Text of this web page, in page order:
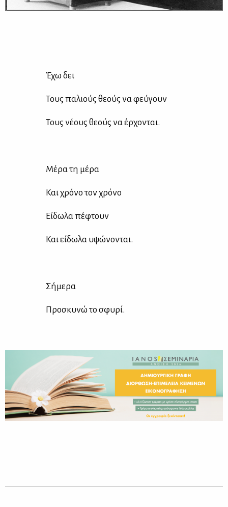
Έχω δει
Τους πα­λιούς θε­ούς να φεύ­γουν
Τους νέ­ους θε­ούς να έρ­χο­νται.
Μέ­ρα τη μέ­ρα
Και χρό­νο τον χρό­νο
Εί­δω­λα πέ­φτουν
Και εί­δω­λα υψώ­νο­νται.
Σή­με­ρα
Προ­σκυ­νώ το σφυ­ρί.